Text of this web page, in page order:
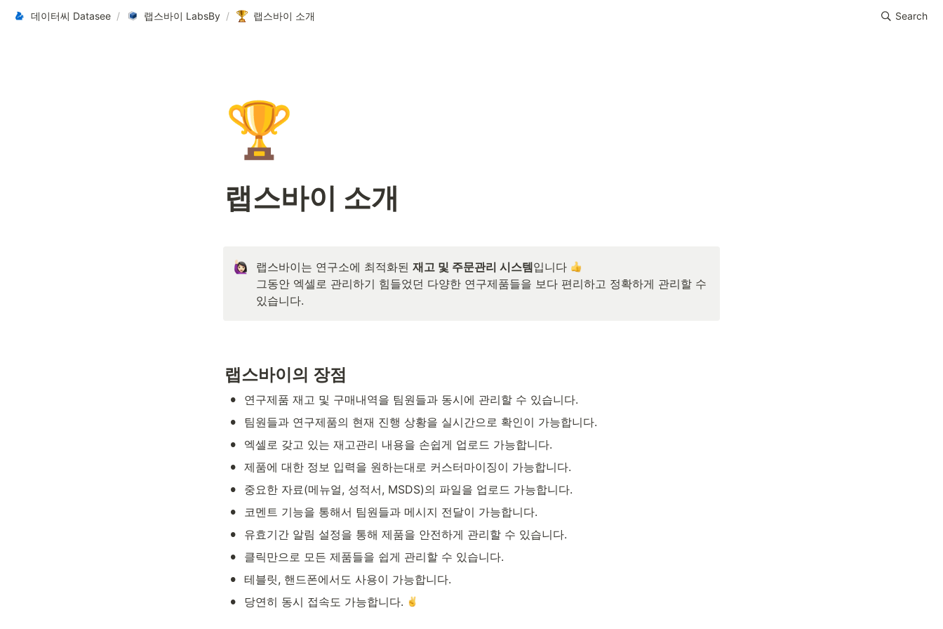
데이터씨 Datasee / 랩스바이 LabsBy / 랩스바이 소개 Search
🏆
랩스바이 소개
랩스바이는 연구소에 최적화된 재고 및 주문관리 시스템입니다
그동안 엑셀로 관리하기 힘들었던 다양한 연구제품들을 보다 편리하고 정확하게 관리할 수
있습니다.
랩스바이의 장점
• 연구제품 재고 및 구매내역을 팀원들과 동시에 관리할 수 있습니다.
• 팀원들과 연구제품의 현재 진행 상황을 실시간으로 확인이 가능합니다.
• 엑셀로 갖고 있는 재고관리 내용을 손쉽게 업로드 가능합니다.
• 제품에 대한 정보 입력을 원하는대로 커스터마이징이 가능합니다.
• 중요한 자료(메뉴얼, 성적서, MSDS)의 파일을 업로드 가능합니다.
• 코멘트 기능을 통해서 팀원들과 메시지 전달이 가능합니다.
• 유효기간 알림 설정을 통해 제품을 안전하게 관리할 수 있습니다.
• 클릭만으로 모든 제품들을 쉽게 관리할 수 있습니다.
• 테블릿, 핸드폰에서도 사용이 가능합니다.
• 당연히 동시 접속도 가능합니다.